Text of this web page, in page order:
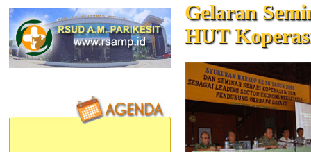
Gelaran
HUT